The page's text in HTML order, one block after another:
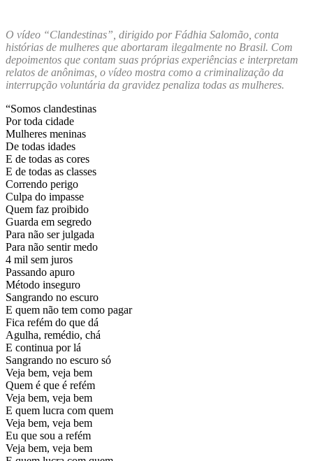
O vídeo “Clandestinas”, dirigido por Fádhia Salomão, conta
histórias de mulheres que abortaram ilegalmente no Brasil. Com
depoimentos que contam suas próprias experiências e interpretam
relatos de anônimas, o vídeo mostra como a criminalização da
interrupção voluntária da gravidez penaliza todas as mulheres.
“Somos clandestinas
Por toda cidade
Mulheres meninas
De todas idades
E de todas as cores
E de todas as classes
Correndo perigo
Culpa do impasse
Quem faz proibido
Guarda em segredo
Para não ser julgada
Para não sentir medo
4 mil sem juros
Passando apuro
Método inseguro
Sangrando no escuro
E quem não tem como pagar
Fica refém do que dá
Agulha, remédio, chá
E continua por lá
Sangrando no escuro só
Veja bem, veja bem
Quem é que é refém
Veja bem, veja bem
E quem lucra com quem
Veja bem, veja bem
Eu que sou a refém
Veja bem, veja bem